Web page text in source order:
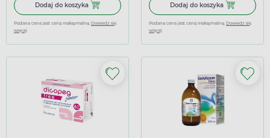
Dodaj do koszyka Dodaj do koszyka Solaq, Solinea, syrop, 200 ml
Podana cena jest ceną maksymalną. Dowiedz się
więcej
Dodaj do koszyka Dodaj do
Podana cena jest ceną maksymalną. Dowiedz się
więcej